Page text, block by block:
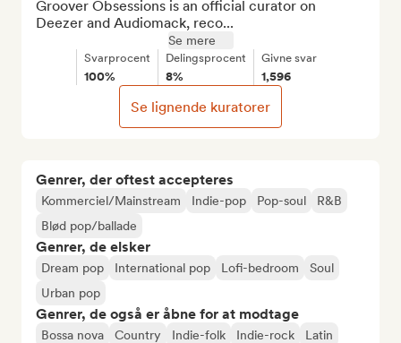
Genrer, der oftest accepteres
Kommerciel/Mainstream Indie-pop Pop-soul
R&B
Blød pop/ballade
Genrer, de elsker
Dream pop International pop Lofi-bedroom
Soul
Urban pop
Genrer, de også er åbne for at modtage
Bossa nova Country Indie-folk Indie-rock
Latin
Groover Obsessions is an official curator on
Deezer and Audiomack, reco...
Se mere
Svarprocent
100%
Delingsprocent
8%
Givne svar
1,596
Se lignende kuratorer